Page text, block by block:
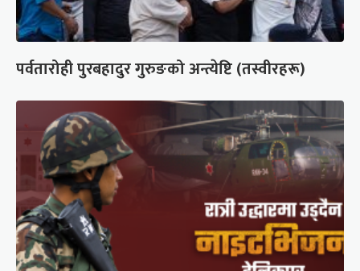
पर्वतारोही पुरबहादुर गुरुङको अन्त्येष्टि (तस्वीरहरू)